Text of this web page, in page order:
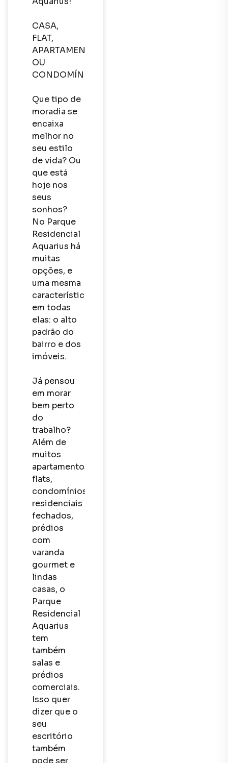
CASA,
FLAT,
APARTAMENTO
OU
CONDOMÍNIO?
Que tipo de
moradia se
encaixa
melhor no
seu estilo
de vida? Ou
que está
hoje nos
seus
sonhos?
No Parque
Residencial
Aquarius há
muitas
opções, e
uma mesma
característica
em todas
elas: o alto
padrão do
bairro e dos
imóveis.
Já pensou
em morar
bem perto
do
trabalho?
Além de
muitos
apartamentos,
flats,
condomínios
residenciais
fechados,
prédios
com
varanda
gourmet e
lindas
casas, o
Parque
Residencial
Aquarius
tem
também
salas e
prédios
comerciais.
Isso quer
dizer que o
seu
escritório
também
pode ser